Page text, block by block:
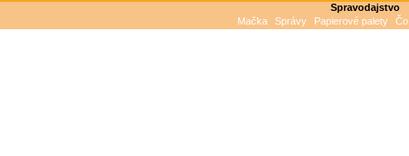
Spravodajstvo
Mačka
Správy Papierové palety